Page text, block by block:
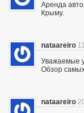
Аренда
Крыму.
nataareiro
Уважаемые
Обзор
nataareiro